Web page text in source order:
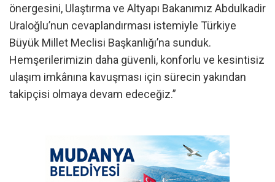
önergesini, Ulaştırma ve Altyapı Bakanımız Abdulkadir
Uraloğlu’nun cevaplandırması istemiyle Türkiye
Büyük Millet Meclisi Başkanlığı’na sunduk.
Hemşerilerimizin daha güvenli, konforlu ve kesintisiz
ulaşım imkânına kavuşması için sürecin yakından
takipçisi olmaya devam edeceğiz.”